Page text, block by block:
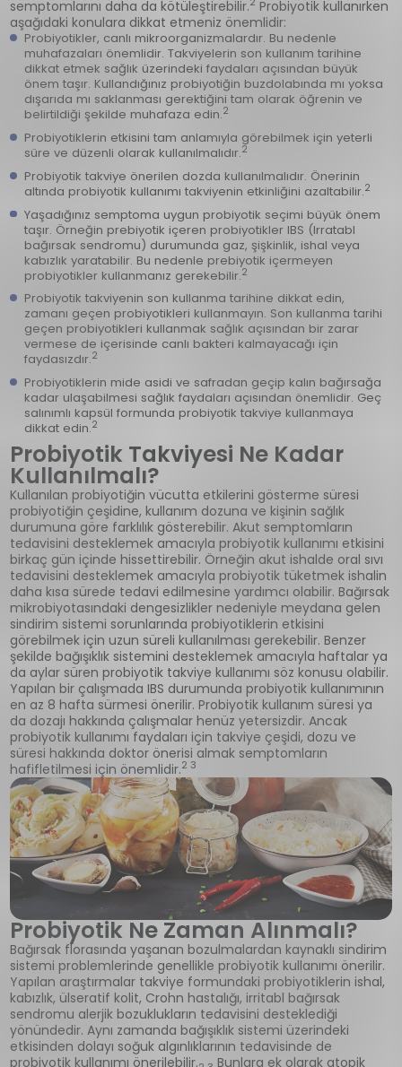
semptomlarını daha da kötüleştirebilir. Probiyotik kullanırken
aşağıdaki konulara dikkat etmeniz önemlidir:
Probiyotikler, canlı mikroorganizmalardır. Bu nedenle
muhafazaları önemlidir. Takviyelerin son kullanım tarihine
dikkat etmek sağlık üzerindeki faydaları açısından büyük
önem taşır. Kullandığınız probiyotiğin buzdolabında mı yoksa
dışarıda mı saklanması gerektiğini tam olarak öğrenin ve
belirtildiği şekilde muhafaza edin.2
Probiyotiklerin etkisini tam anlamıyla görebilmek için yeterli
süre ve düzenli olarak kullanılmalıdır.2
Probiyotik takviye önerilen dozda kullanılmalıdır. Önerinin
altında probiyotik kullanımı takviyenin etkinliğini azaltabilir.2
Yaşadığınız semptoma uygun probiyotik seçimi büyük önem
taşır. Örneğin prebiyotik içeren probiyotikler IBS (Irratabl
bağırsak sendromu) durumunda gaz, şişkinlik, ishal veya
kabızlık yaratabilir. Bu nedenle prebiyotik içermeyen
probiyotikler kullanmanız gerekebilir.2
Probiyotik takviyenin son kullanma tarihine dikkat edin,
zamanı geçen probiyotikleri kullanmayın. Son kullanma tarihi
geçen probiyotikleri kullanmak sağlık açısından bir zarar
vermese de içerisinde canlı bakteri kalmayacağı için
faydasızdır.2
Probiyotiklerin mide asidi ve safradan geçip kalın bağırsağa
kadar ulaşabilmesi sağlık faydaları açısından önemlidir. Geç
salınımlı kapsül formunda probiyotik takviye kullanmaya
dikkat edin.2
Probiyotik Takviyesi Ne Kadar
Kullanılmalı?
Kullanılan probiyotiğin vücutta etkilerini gösterme süresi
probiyotiğin çeşidine, kullanım dozuna ve kişinin sağlık
durumuna göre farklılık gösterebilir. Akut semptomların
tedavisini desteklemek amacıyla probiyotik kullanımı etkisini
birkaç gün içinde hissettirebilir. Örneğin akut ishalde oral sıvı
tedavisini desteklemek amacıyla probiyotik tüketmek ishalin
daha kısa sürede tedavi edilmesine yardımcı olabilir. Bağırsak
mikrobiyotasındaki dengesizlikler nedeniyle meydana gelen
sindirim sistemi sorunlarında probiyotiklerin etkisini
görebilmek için uzun süreli kullanılması gerekebilir. Benzer
şekilde bağışıklık sistemini desteklemek amacıyla haftalar ya
da aylar süren probiyotik takviye kullanımı söz konusu olabilir.
Yapılan bir çalışmada IBS durumunda probiyotik kullanımının
en az 8 hafta sürmesi önerilir. Probiyotik kullanım süresi ya
da dozajı hakkında çalışmalar henüz yetersizdir. Ancak
probiyotik kullanımı faydaları için takviye çeşidi, dozu ve
süresi hakkında doktor önerisi almak semptomların
hafifletilmesi için önemlidir.2 3
Probiyotik Ne Zaman Alınmalı?
Bağırsak florasında yaşanan bozulmalardan kaynaklı sindirim
sistemi problemlerinde genellikle probiyotik kullanımı önerilir.
Yapılan araştırmalar takviye formundaki probiyotiklerin ishal,
kabızlık, ülseratif kolit, Crohn hastalığı, irritabl bağırsak
sendromu alerjik bozuklukların tedavisini desteklediği
yönündedir. Aynı zamanda bağışıklık sistemi üzerindeki
etkisinden dolayı soğuk algınlıklarının tedavisinde de
probiyotik kullanımı önerilebilir.
Bunlara ek olarak atopik